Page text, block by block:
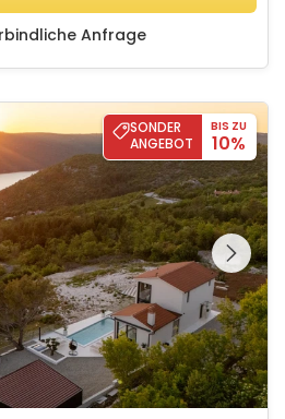
Anfrage
SONDER
ANGEBOT
BIS ZU
10%
Schauen Sie sich die
gesamte Galerie